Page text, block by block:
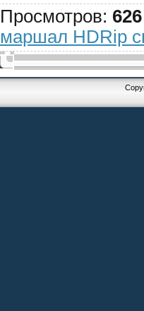
Просмотров: 626
маршал HDRip